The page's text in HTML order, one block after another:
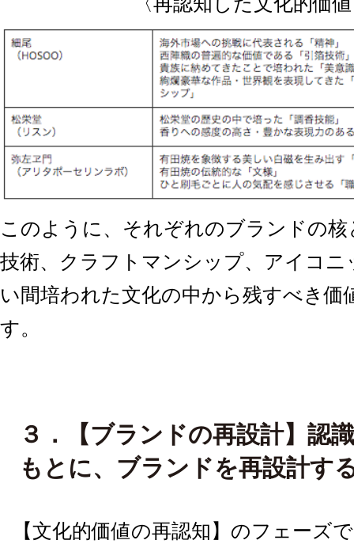
このように、それぞれのブランドの核
技術、クラフトマンシップ、アイコニ
い間培われた文化の中から残すべき価
す。
３．【ブランドの再設計】認
もとに、ブランドを再設計す
【文化的価値の再認知】のフェーズ